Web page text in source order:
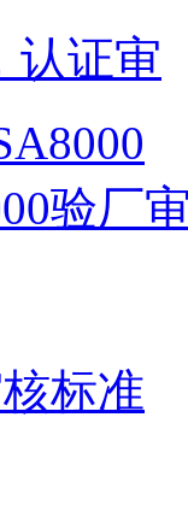
认证审
验厂
标准